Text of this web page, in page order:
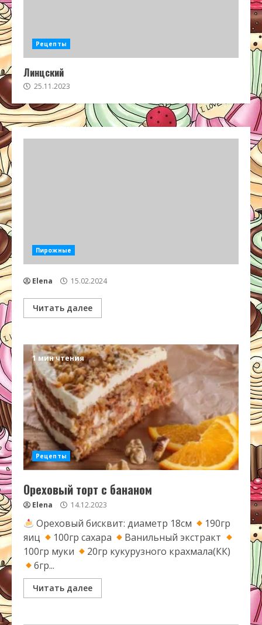
Рецепты
Линцский
25.11.2023
Пирожные
Elena 15.02.2024
Читать далее
1 мин чтения
Рецепты
Ореховый торт с бананом
Elena 14.12.2023
Ореховый бисквит: диаметр 18см
190гр
яиц
100гр сахара
Ванильный экстракт
100гр муки
20гр кукурузного крахмала(КК)
6гр...
Читать далее